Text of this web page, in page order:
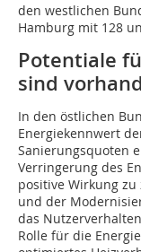
den westlichen
Hamburg mit 128
Potentiale
sind
In den östlichen
Energiekennwert
Sanierungsquoten
Verringerung des
positive Wirkung
und der
das
Rolle für die